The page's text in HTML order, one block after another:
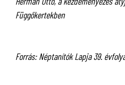
Függőkertekben
Forrás: Néptanítók Lapja 39.